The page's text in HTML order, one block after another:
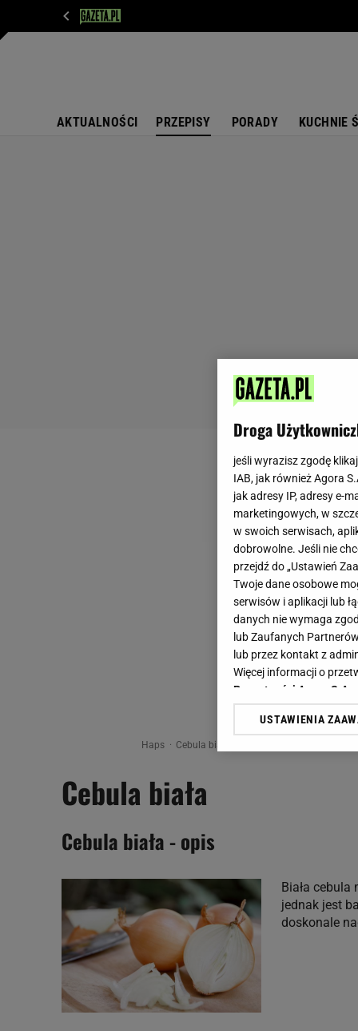
AKTUALNOŚCI PRZEPISY PORADY KUCHNIE
Haps Cebula biała
Cebula biała
Cebula biała - opis
Biała
jednak jest
doskonale
Droga
jeśli wyrazisz zgodę
IAB, jak również Agora
jak adresy IP, adresy e-
marketingowych, w
w swoich serwisach,
dobrowolne. Jeśli nie
przejdź do „Ustawień
Twoje dane osobowe
serwisów i aplikacji lub
danych nie wymaga
lub Zaufanych
lub przez kontakt z
Więcej informacji o
Prywatności Agora S.A.
Klikając „Akceptuję”
odnośnik „Ustawienia
Użycie dokładnych
Przechowywanie
badnie odbiorców i
USTAWIENIA